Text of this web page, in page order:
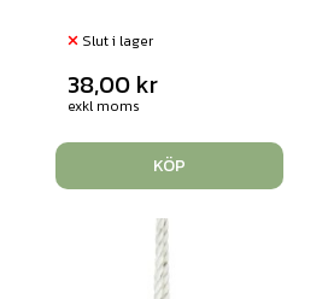
Slut i lager
38,00 kr
exkl moms
KÖP